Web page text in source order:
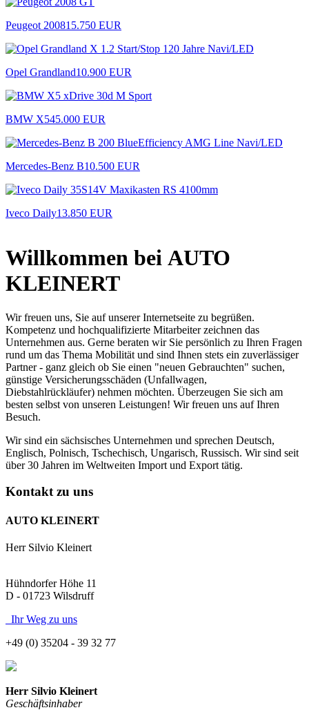
Peugeot 200815.750 EUR
Opel Grandland10.900 EUR
BMW X545.000 EUR
Mercedes-Benz B10.500 EUR
Iveco Daily13.850 EUR
Willkommen bei AUTO
KLEINERT
Wir freuen uns, Sie auf unserer Internetseite zu begrüßen.
Kompetenz und hochqualifizierte Mitarbeiter zeichnen das
Unternehmen aus. Gerne beraten wir Sie persönlich zu Ihren Fragen
rund um das Thema Mobilität und sind Ihnen stets ein zuverlässiger
Partner - ganz gleich ob Sie einen "neuen Gebrauchten" suchen,
günstige Versicherungsschäden (Unfallwagen,
Diebstahlrückläufer) nehmen möchten. Überzeugen Sie sich am
besten selbst von unseren Leistungen! Wir freuen uns auf Ihren
Besuch.
Wir sind ein sächsisches Unternehmen und sprechen Deutsch,
Englisch, Polnisch, Tschechisch, Ungarisch, Russisch. Wir sind seit
über 30 Jahren im Weltweiten Import und Export tätig.
Kontakt zu uns
AUTO KLEINERT
Herr Silvio Kleinert
Hühndorfer Höhe 11
D - 01723 Wilsdruff
Ihr Weg zu uns
+49 (0) 35204 - 39 32 77
Herr Silvio Kleinert
Geschäftsinhaber